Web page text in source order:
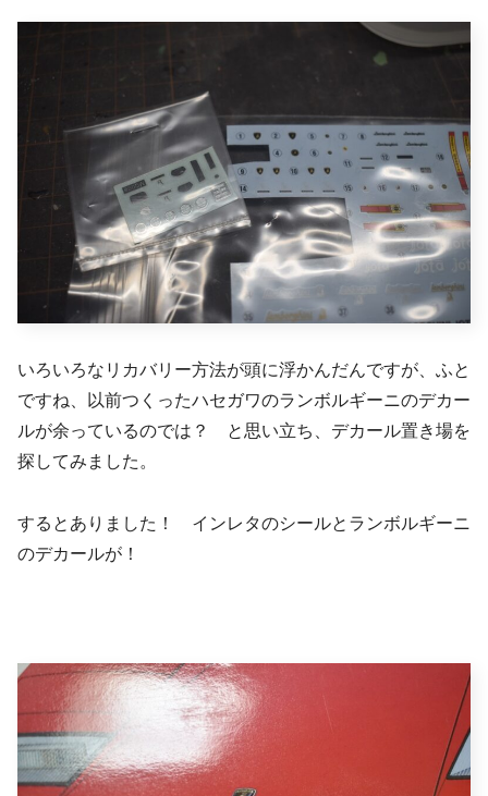
いろいろなリカバリー方法が頭に浮かんだんですが、ふと
ですね、以前つくったハセガワのランボルギーニのデカー
ルが余っているのでは？ と思い立ち、デカール置き場を
探してみました。
するとありました！ インレタのシールとランボルギーニ
のデカールが！